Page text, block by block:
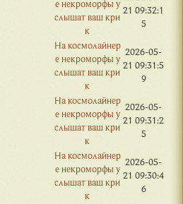
е некроморфы у
слышат ваш кри
к
21 09:32:1
5
На космолайнер
е некроморфы у
слышат ваш кри
к
2026-05-
21 09:31:5
9
На космолайнер
е некроморфы у
слышат ваш кри
к
2026-05-
21 09:31:2
5
На космолайнер
е некроморфы у
слышат ваш кри
к
2026-05-
21 09:30:4
6